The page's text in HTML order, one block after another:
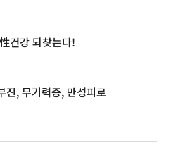
건강 되찾는다!
진, 무기력증, 만성피로